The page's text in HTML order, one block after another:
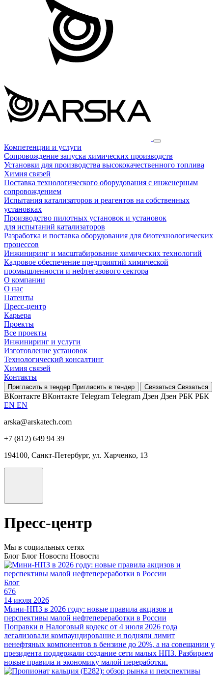
Компетенции и услуги
Сопровождение запуска химических производств
Установки для производства высококачественного топлива
Химия связей
Поставка технологического оборудования с инженерным
сопровождением
Испытания катализаторов и реагентов на собственных
установках
Производство пилотных установок и установок
для испытаний катализаторов
Разработка и поставка оборудования для биотехнологических
процессов
Инжиниринг и масштабирование химических технологий
Кадровое обеспечение предприятий химической
промышленности и нефтегазового сектора
О компании
О нас
Патенты
Пресс-центр
Карьера
Проекты
Все проекты
Инжиниринг и услуги
Изготовление установок
Технологический консалтинг
Химия связей
Контакты
Пригласить в тендер Пригласить в тендер Связаться Связаться
ВКонтакте ВКонтакте Telegram Telegram Дзен Дзен РБК РБК
EN EN
arska@arskatech.com
+7 (812) 649 94 39
194100, Санкт-Петербург, ул. Харченко, 13
Пресс-центр
Мы в социальных сетях
Блог Блог Новости Новости
Блог
676
14 июля 2026
Мини-НПЗ в 2026 году: новые правила акцизов и
перспективы малой нефтепереработки в России
Поправки в Налоговый кодекс от 4 июля 2026 года
легализовали компаундирование и подняли лимит
ненефтяных компонентов в бензине до 20%, а на совещании у
президента поддержали создание сети малых НПЗ. Разбираем
новые правила и экономику малой переработки.